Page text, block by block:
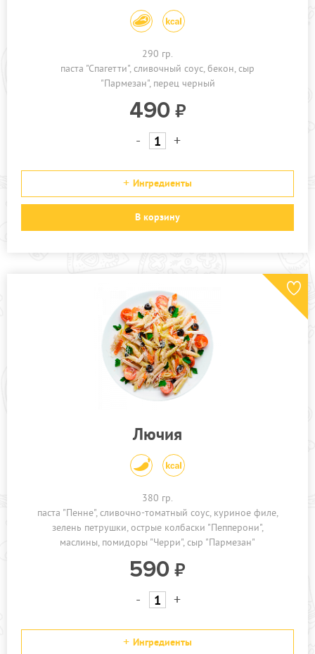
290 гр.
паста "Спагетти" сливочный соус бекон сыр
"Пармезан" перец черный
490
- +
Ингредиенты
В корзину
Лючия
380 гр.
паста "Пенне" сливочно-томатный соус куриное филе
зелень петрушки острые колбаски "Пепперони"
маслины помидоры "Черри" сыр "Пармезан"
590
- +
Ингредиенты